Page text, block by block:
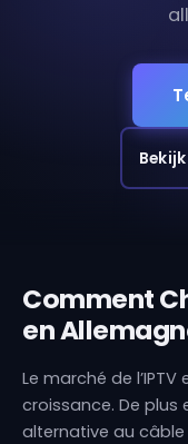
Comment
en
Le marché de
croissance. De plus
alternative au